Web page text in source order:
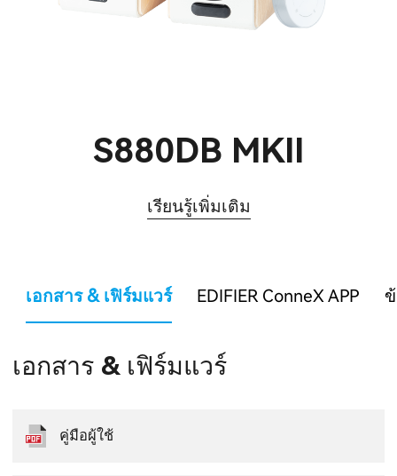
S880DB MKII
เรียนรู้เพิ่มเติม
เอกสาร & เฟิร์มแวร์ EDIFIER ConneX APP
เอกสาร & เฟิร์มแวร์
คู่มือผู้ใช้